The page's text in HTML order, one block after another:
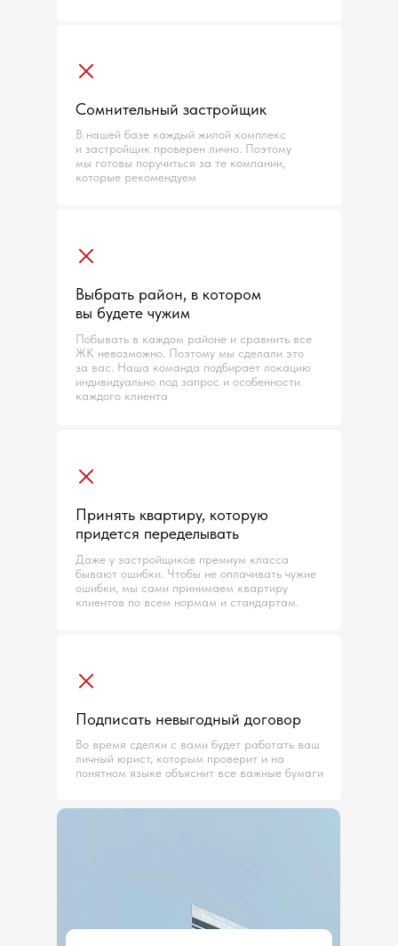
Сомнительный застройщик
В нашей базе каждый жилой комплекс
и застройщик проверен лично. Поэтому
мы готовы поручиться за те компании,
которые рекомендуем
Выбрать район, в котором
вы будете чужим
Побывать в каждом районе и сравнить все
ЖК невозможно. Поэтому мы сделали это
за вас. Наша команда подбирает локацию
индивидуально под запрос и особенности
каждого клиента
Подписать невыгодный договор
Во время сделки с вами будет работать ваш
личный юрист, которым проверит и на
понятном языке объяснит все важные бумаги
Принять квартиру, которую
придется переделывать
Даже у застройщиков премиум класса
бывают ошибки. Чтобы не оплачивать чужие
ошибки, мы сами принимаем квартиру
клиентов по всем нормам и стандартам.